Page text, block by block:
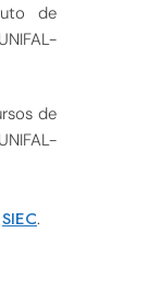
de
de
SIEC.